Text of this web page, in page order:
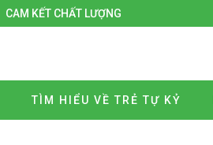
CAM KẾT CHẤT LƯỢNG
TÌM HIỂU VỀ TRẺ TỰ KỶ